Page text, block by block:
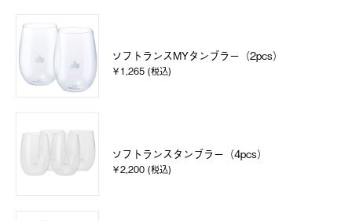
ソフトランスMYタンブラー（2pcs）
￥1,265 (税込)
ソフトランスタンブラー（4pcs）
￥2,200 (税込)